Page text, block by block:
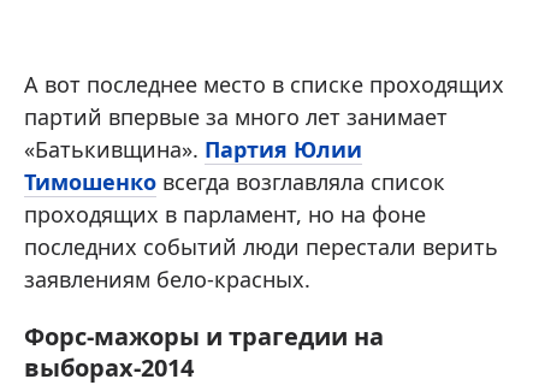
А вот последнее место в списке проходящих
партий впервые за много лет занимает
«Батькивщина». Партия Юлии
Тимошенко всегда возглавляла список
проходящих в парламент, но на фоне
последних событий люди перестали верить
заявлениям бело-красных.
Форс-мажоры и трагедии на
выборах-2014